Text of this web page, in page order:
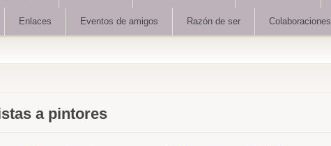
Enlaces Eventos de amigos Razón de ser Colaboraciones
a pintores